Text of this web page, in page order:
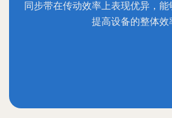
同步带在传动效率上表现优异，能
提高设备的整体效